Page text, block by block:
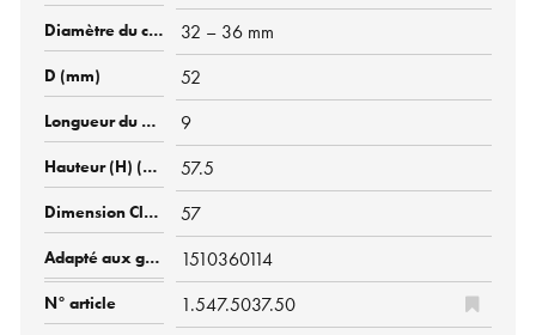
32 – 36 mm
52
9
57.5
57
1510360114
1.547.5037.50